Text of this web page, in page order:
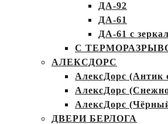
ДА-92
ДА-61
ДА-61 с
С
АЛЕКСДОРС
АлексДорс (Антик
АлексДорс
АлексДорс
ДВЕРИ БЕРЛОГА